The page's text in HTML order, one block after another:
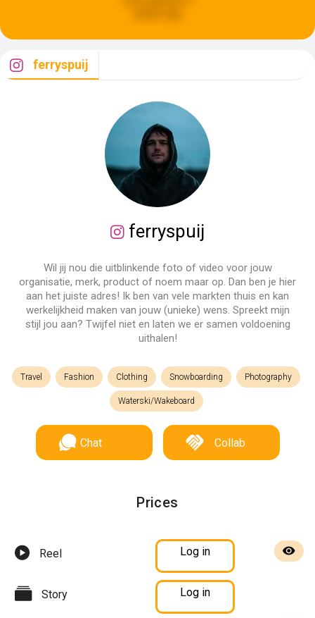
ferryspuij
ferryspuij
Wil jij nou die uitblinkende foto of video voor jouw
organisatie, merk, product of noem maar op. Dan ben je hier
aan het juiste adres! Ik ben van vele markten thuis en kan
werkelijkheid maken van jouw (unieke) wens. Spreekt mijn
stijl jou aan? Twijfel niet en laten we er samen voldoening
uithalen!
Travel Fashion Clothing Snowboarding Photography
Waterski/Wakeboard
Chat Collab
Prices
Reel Log in
Story Log in